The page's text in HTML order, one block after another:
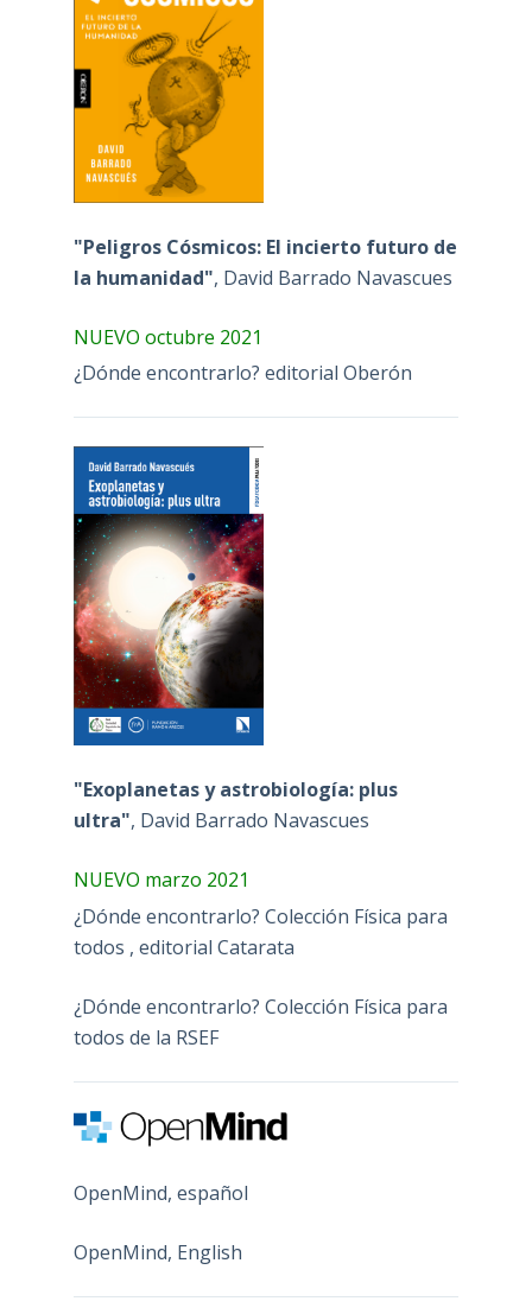
"Peligros Cósmicos: El incierto futuro de
la humanidad", David Barrado Navascues
NUEVO octubre 2021
¿Dónde encontrarlo? editorial Oberón
"Exoplanetas y astrobiología: plus
ultra", David Barrado Navascues
NUEVO marzo 2021
¿Dónde encontrarlo? Colección Física para
todos , editorial Catarata
¿Dónde encontrarlo? Colección Física para
todos de la RSEF
OpenMind, español
OpenMind, English